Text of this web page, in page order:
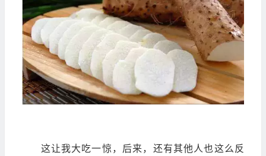
这让我大吃一惊，后来，还有其他人也这么反